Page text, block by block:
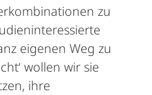
zu
eigenen Weg zu
wollen wir sie
ihre